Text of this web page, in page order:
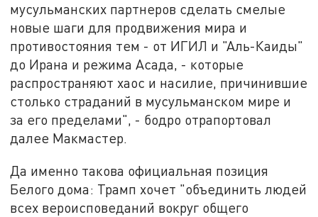
мусульманских партнеров сделать смелые
новые шаги для продвижения мира и
противостояния тем - от ИГИЛ и "Аль-Каиды"
до Ирана и режима Асада, - которые
распространяют хаос и насилие, причинившие
столько страданий в мусульманском мире и
за его пределами", - бодро отрапортовал
далее Макмастер.
Да именно такова официальная позиция
Белого дома: Трамп хочет "объединить людей
всех вероисповеданий вокруг общего